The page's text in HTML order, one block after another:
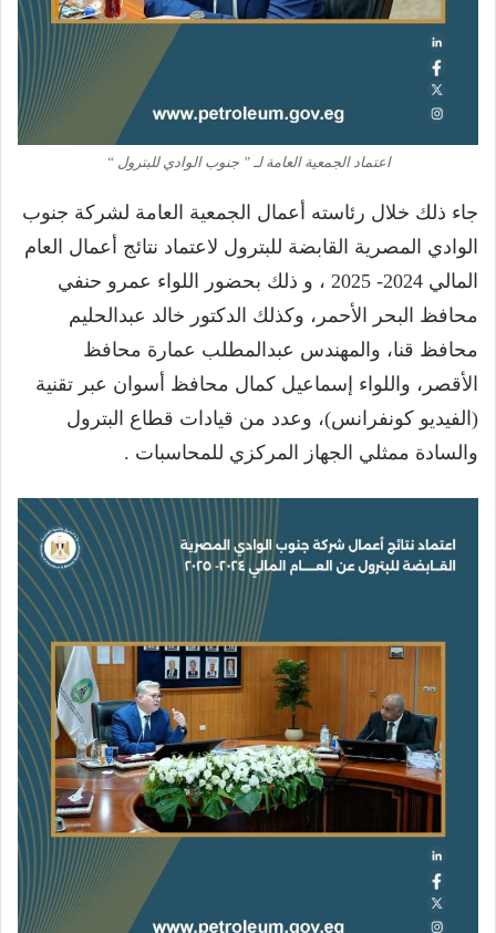
اعتماد الجمعية العامة لـ ” جنوب الوادي للبترول “
جاء ذلك خلال رئاسته أعمال الجمعية العامة لشركة جنوب
الوادي المصرية القابضة للبترول لاعتماد نتائج أعمال العام
المالي 2024- 2025 ، و ذلك بحضور اللواء عمرو حنفي
محافظ البحر الأحمر، وكذلك الدكتور خالد عبدالحليم
محافظ قنا، والمهندس عبدالمطلب عمارة محافظ
الأقصر، واللواء إسماعيل كمال محافظ أسوان عبر تقنية
(الفيديو كونفرانس)، وعدد من قيادات قطاع البترول
والسادة ممثلي الجهاز المركزي للمحاسبات .